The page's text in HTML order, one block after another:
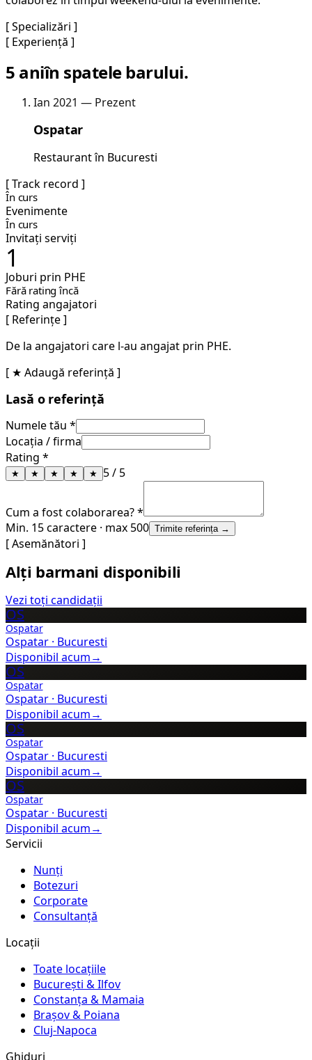
[ Specializări ]
[ Experiență ]
5 aniîn spatele barului.
Ian 2021 — Prezent
Ospatar
Restaurant în Bucuresti
[ Track record ]
În curs
Evenimente
În curs
Invitați serviți
1
Joburi prin PHE
Fără rating încă
Rating angajatori
[ Referințe ]
De la angajatori care l-au angajat prin PHE.
[ ★ Adaugă referință ]
Lasă o referință
Numele tău *
Locația / firma
Rating *
★ ★ ★ ★ ★ 5/ 5
Cum a fost colaborarea? *
Min. 15 caractere · max 500 Trimite referința →
[ Asemănători ]
Alți barmani disponibili
Vezi toți candidații
OS
Ospatar
Ospatar · Bucuresti
Disponibil acum→
OS
Ospatar
Ospatar · Bucuresti
Disponibil acum→
OS
Ospatar
Ospatar · Bucuresti
Disponibil acum→
OS
Ospatar
Ospatar · Bucuresti
Disponibil acum→
Servicii
Nunți
Botezuri
Corporate
Consultanță
Locații
Toate locațiile
București & Ilfov
Constanța & Mamaia
Brașov & Poiana
Cluj-Napoca
Ghiduri